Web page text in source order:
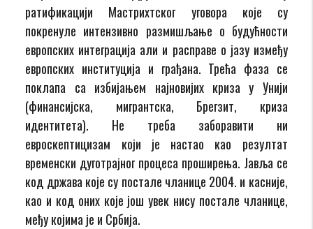
ратификацији Мастрихтског уговора које су
покренуле интензивно размишљање о будућности
европских интеграција али и расправе о јазу између
европских институција и грађана. Трећа фаза се
поклапа са избијањем најновијих криза у Унији
(финансијска, мигрантска, Брегзит, криза
идентитета). Не треба заборавити ни
евроскептицизам који је настао као резултат
временски дуготрајног процеса проширења. Јавља се
код држава које су постале чланице 2004. и касније,
као и код оних које још увек нису постале чланице,
међу којима је и Србија.